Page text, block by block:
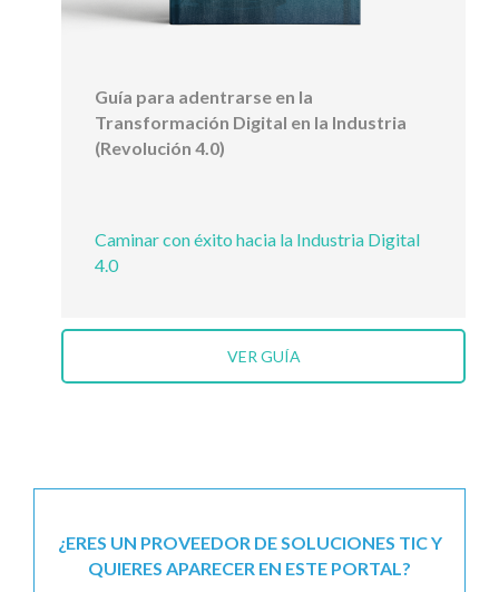
Guía para adentrarse en la
Transformación Digital en la Industria
(Revolución 4.0)
Caminar con éxito hacia la Industria Digital
4.0
VER GUÍA
¿ERES UN PROVEEDOR DE SOLUCIONES TIC Y
QUIERES APARECER EN ESTE PORTAL?